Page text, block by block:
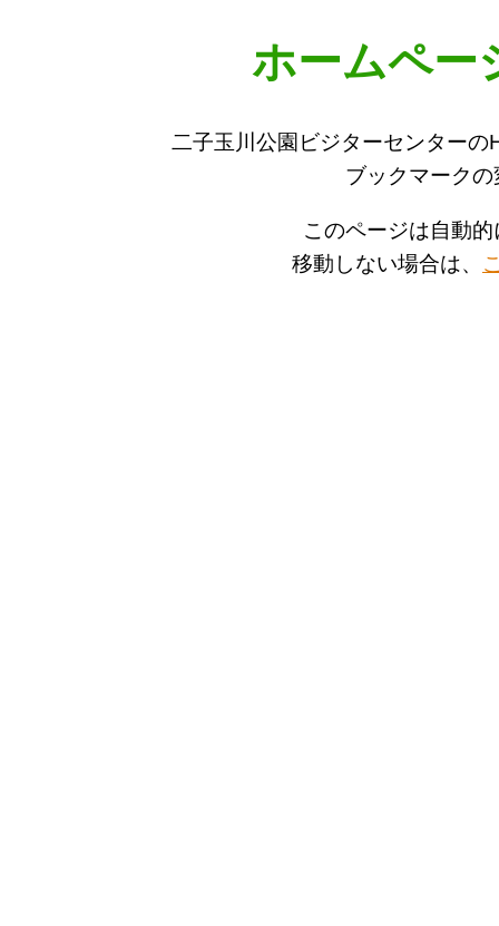
ホームペー
二子玉川公園ビジターセンター
ブックマーク
このページは自動
移動しない場合は、